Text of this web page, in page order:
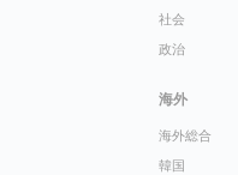
社会
政治
海外
海外総合
韓国